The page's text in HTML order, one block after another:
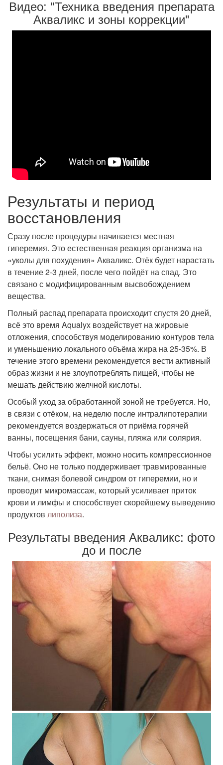
Видео: "Техника введения препарата
Акваликс и зоны коррекции"
Результаты и период
восстановления
Сразу после процедуры начинается местная
гиперемия. Это естественная реакция организма на
«уколы для похудения» Акваликс. Отёк будет нарастать
в течение 2-3 дней, после чего пойдёт на спад. Это
связано с модифицированным высвобождением
вещества.
Полный распад препарата происходит спустя 20 дней,
всё это время Aqualyx воздействует на жировые
отложения, способствуя моделированию контуров тела
и уменьшению локального объёма жира на 25-35%. В
течение этого времени рекомендуется вести активный
образ жизни и не злоупотреблять пищей, чтобы не
мешать действию желчной кислоты.
Особый уход за обработанной зоной не требуется. Но,
в связи с отёком, на неделю после интралипотерапии
рекомендуется воздержаться от приёма горячей
ванны, посещения бани, сауны, пляжа или солярия.
Чтобы усилить эффект, можно носить компрессионное
бельё. Оно не только поддерживает травмированные
ткани, снимая болевой синдром от гиперемии, но и
проводит микромассаж, который усиливает приток
крови и лимфы и способствует скорейшему выведению
продуктов липолиза.
Результаты введения Акваликс: фото
до и после